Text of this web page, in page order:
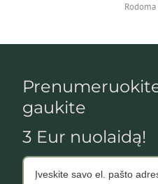
Rodoma
gaukite
3 Eur nuolaidą!